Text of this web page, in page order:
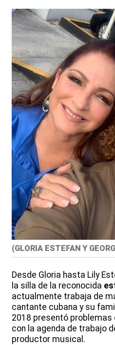
(GLORIA ESTEFAN Y
Desde Gloria hasta Lily
la silla de la reconocida
actualmente trabaja de
cantante cubana y su
2018 presentó problemas
con la agenda de trabajo
productor musical.